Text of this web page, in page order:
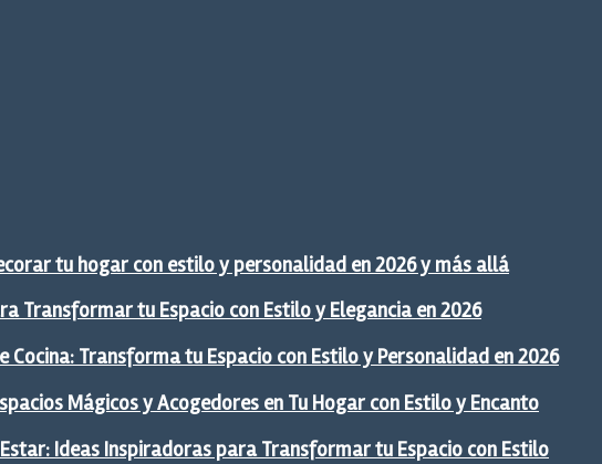
tu hogar con estilo y personalidad en 2026 y más allá
Transformar tu Espacio con Estilo y Elegancia en 2026
Cocina: Transforma tu Espacio con Estilo y Personalidad en 2026
Mágicos y Acogedores en Tu Hogar con Estilo y Encanto
Ideas Inspiradoras para Transformar tu Espacio con Estilo